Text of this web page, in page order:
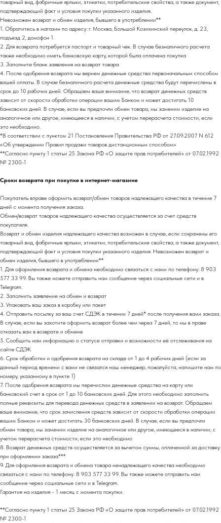
товарный вид, фабричные ярлыки, этикетки, потребительские свойства, а также документ,
подтверждающий факт и условия покупки указанного изделия.
Невозможен возврат и обмен изделия, бывшего в употреблении**
1. Обратитесь в магазин по адресу: г. Москва, Большой Козихинский переулок, д. 23,
подъезд 2, домофон 1.
2. Для возврата потребуется паспорт и товарный чек. В случае безналичного расчета
также необходимо иметь банковскую карту, которой была оплачена покупка
3. Заполните бланк заявления на возврат товара
4. После одобрения возврата мы вернем денежные средства первоначальным способом
вашей оплаты. В случае безналичного расчета денежные средства будут перечислены в
срок до 10 рабочих дней. Обращаем ваше внимание, что возврат денежных средств
зависит от скорости обработки операции вашим Банком и может достигать 10
банковских дней. В случае, если вы предпочли обмен товара, мы заменим изделие на
аналогичное или другое, имеющееся в наличии, с учетом перерасчета стоимости, если
это необходимо.
*В соответствии с пунктом 21 Постановления Правительства РФ от 27.09.2007 N 612
«Об утверждении Правил продажи товаров дистанционным способом»
**Согласно пункту 1 статьи 25 Закона РФ «О защите прав потребителей» от 07.02.1992
№ 2300-1
Сроки возврата при покупке в интернет-магазине
Покупатель вправе оформить возврат/обмен товаров надлежащего качества в течение 7
дней с момента получения заказа.
Обмен/возврат товаров надлежащего качества осуществляется за счет средств
покупателя.
Возврат и обмен изделия надлежащего качества возможен в случае, если сохранены его
товарный вид, фабричные ярлыки, этикетки, потребительские свойства, а также документ,
подтверждающий факт и условия покупки указанного изделия. Невозможен возврат и
обмен изделия, бывшего в употреблении**
1. Для оформления возврата и обмена необходимо связаться с нами по телефону: 8 903
577 33 99. Вы также можете отправить нам сообщение через социальные сети и в
Telegram.
2. Заполнить заявление на обмен и возврат
3. Упаковать ваш заказ в коробку или пакет
4. Отправить посылку за ваш счет СДЭК в течении 7 дней* после получения вами заказа.
В случае, если вы захотите оформить возврат более чем через 7 дней, то мы в праве
отказать вам в возврате и обмене
5. Сообщить нам информацию о статусе отправки и возможности её отслеживания на
сайте СДЭК
6. Срок обработки и одобрения возврата на складе от 1 до 4 рабочих дней (если за
данный период времени с вами не связался наш менеджер, пожалуйста, напишите нам по
номеру, указанному в пункте 1)
7. После одобрения возврата мы перечислим денежные средства на карту или
банковский счет в срок от 1 до 10 банковских дней. Для этого необходимо заполнить
полные реквизиты для перевода денежных средств в заявлении на возврат. Обращаем
ваше внимание, что срок зачисления средств зависит от скорости обработки операции
вашим Банком и может достигать 30 банковских дней. В случае, если вы предпочли
обмен товара, мы заменим изделие на аналогичное или другое, имеющееся в наличии, с
учетом перерасчета стоимости, если это необходимо
8. Возврат денежных средств осуществляется за вычетом суммы, оплаченной за доставку
при оформлении заказа***
9. Для оформления возврата и обмена товара ненадлежащего качества необходимо
связаться с нами по телефону: 8 903 577 33 99. Вы также можете отправить нам
сообщение через социальные сети и в Telegram.
Гарантия на изделия - 1 месяц с момента покупки.
**Согласно пункту 1 статьи 25 Закона РФ «О защите прав потребителей» от 07.02.1992
№ 2300-1
НАПИСАТЬ В TELEGRAM
НОВИНКИ ЭТОГО СЕЗОНА!